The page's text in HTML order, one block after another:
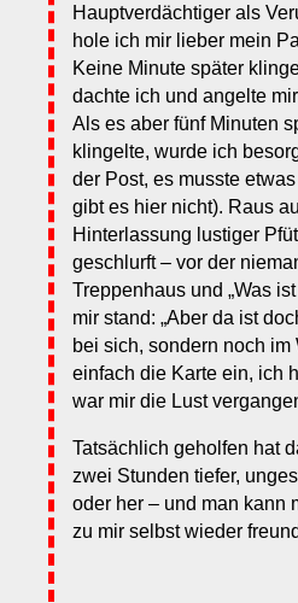
Hauptverdächtiger als
hole ich mir lieber mein
Keine Minute später
dachte ich und angelte
Als es aber fünf Minuten
klingelte, wurde ich
der Post, es musste
gibt es hier nicht). Raus
Hinterlassung lustiger
geschlurft – vor der
Treppenhaus und „Was
mir stand: „Aber da ist
bei sich, sondern noch im
einfach die Karte ein, ich
war mir die Lust
Tatsächlich geholfen hat
zwei Stunden tiefer,
oder her – und man kann
zu mir selbst wieder